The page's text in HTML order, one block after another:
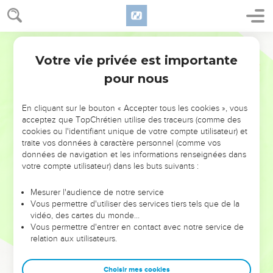
NE MANQUEZ PAS L’ÉVÉNEMENT
DE L’ANNÉE !
ET SI LEURS ERREURS POUVAIENT VOUS ÉVITER LES
VOTRES ?
leur foi ou leur vision. Mais on voit moins les doutes, les erreurs
et les saisons difficiles qu'ils ont traversés, alors même que ce
sont elles qui les ont façonnés.
Dans cette conférence, leaders, entrepreneurs, et responsables
clés pour avancer avec plus de sagesse afin que leurs erreurs
Votre vie privée est importante
pour nous
En cliquant sur le bouton « Accepter tous les cookies », vous
acceptez que TopChrétien utilise des traceurs (comme des
cookies ou l'identifiant unique de votre compte utilisateur) et
traite vos données à caractère personnel (comme vos
données de navigation et les informations renseignées dans
votre compte utilisateur) dans les buts suivants :
Mesurer l'audience de notre service
Vous permettre d'utiliser des services tiers tels que de la
vidéo, des cartes du monde…
Vous permettre d'entrer en contact avec notre service de
relation aux utilisateurs.
Choisir mes cookies